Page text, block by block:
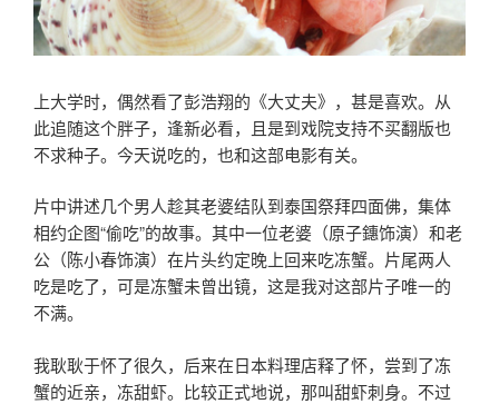
上大学时，偶然看了彭浩翔的《大丈夫》，甚是喜欢。从
此追随这个胖子，逢新必看，且是到戏院支持不买翻版也
不求种子。今天说吃的，也和这部电影有关。
片中讲述几个男人趁其老婆结队到泰国祭拜四面佛，集体
相约企图“偷吃”的故事。其中一位老婆（原子鏸饰演）和老
公（陈小春饰演）在片头约定晚上回来吃冻蟹。片尾两人
吃是吃了，可是冻蟹未曾出镜，这是我对这部片子唯一的
不满。
我耿耿于怀了很久，后来在日本料理店释了怀，尝到了冻
蟹的近亲，冻甜虾。比较正式地说，那叫甜虾刺身。不过